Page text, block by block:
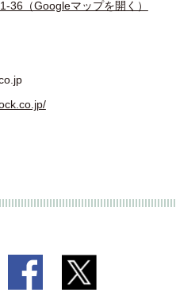
36（Googleマップを開く）